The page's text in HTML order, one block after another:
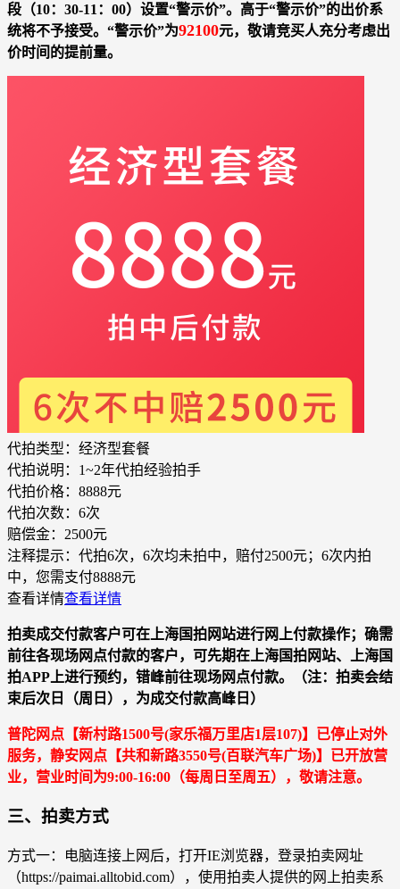
段（10：30-11：00）设置“警示价”。高于“警示价”的出价系
统将不予接受。“警示价”为92100元，敬请竞买人充分考虑出
价时间的提前量。
代拍类型： 经济型套餐
代拍说明： 1~2年代拍经验拍手
代拍价格： 8888元
代拍次数： 6次
赔偿金： 2500元
注释提示： 代拍6次，6次均未拍中，赔付2500元；6次内拍
中，您需支付8888元
查看详情查看详情
拍卖成交付款客户可在上海国拍网站进行网上付款操作；确需
前往各现场网点付款的客户，可先期在上海国拍网站、上海国
拍APP上进行预约，错峰前往现场网点付款。（注：拍卖会结
束后次日（周日），为成交付款高峰日）
普陀网点【新村路1500号(家乐福万里店1层107)】已停止对外
服务，静安网点【共和新路3550号(百联汽车广场)】已开放营
业，营业时间为9:00-16:00（每周日至周五），敬请注意。
三、拍卖方式
方式一：电脑连接上网后，打开IE浏览器，登录拍卖网址
（https://paimai.alltobid.com），使用拍卖人提供的网上拍卖系